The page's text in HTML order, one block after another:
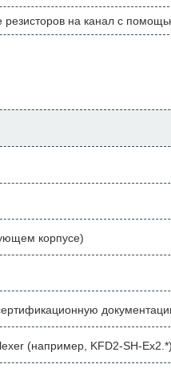
на канал с
корпусе)
(например, KFD2-SH-